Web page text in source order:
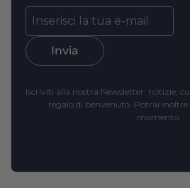
Invia
Iscriviti alla nostra Newsletter: notizie,
regalo di benvenuto. Potrai inoltre
momento.